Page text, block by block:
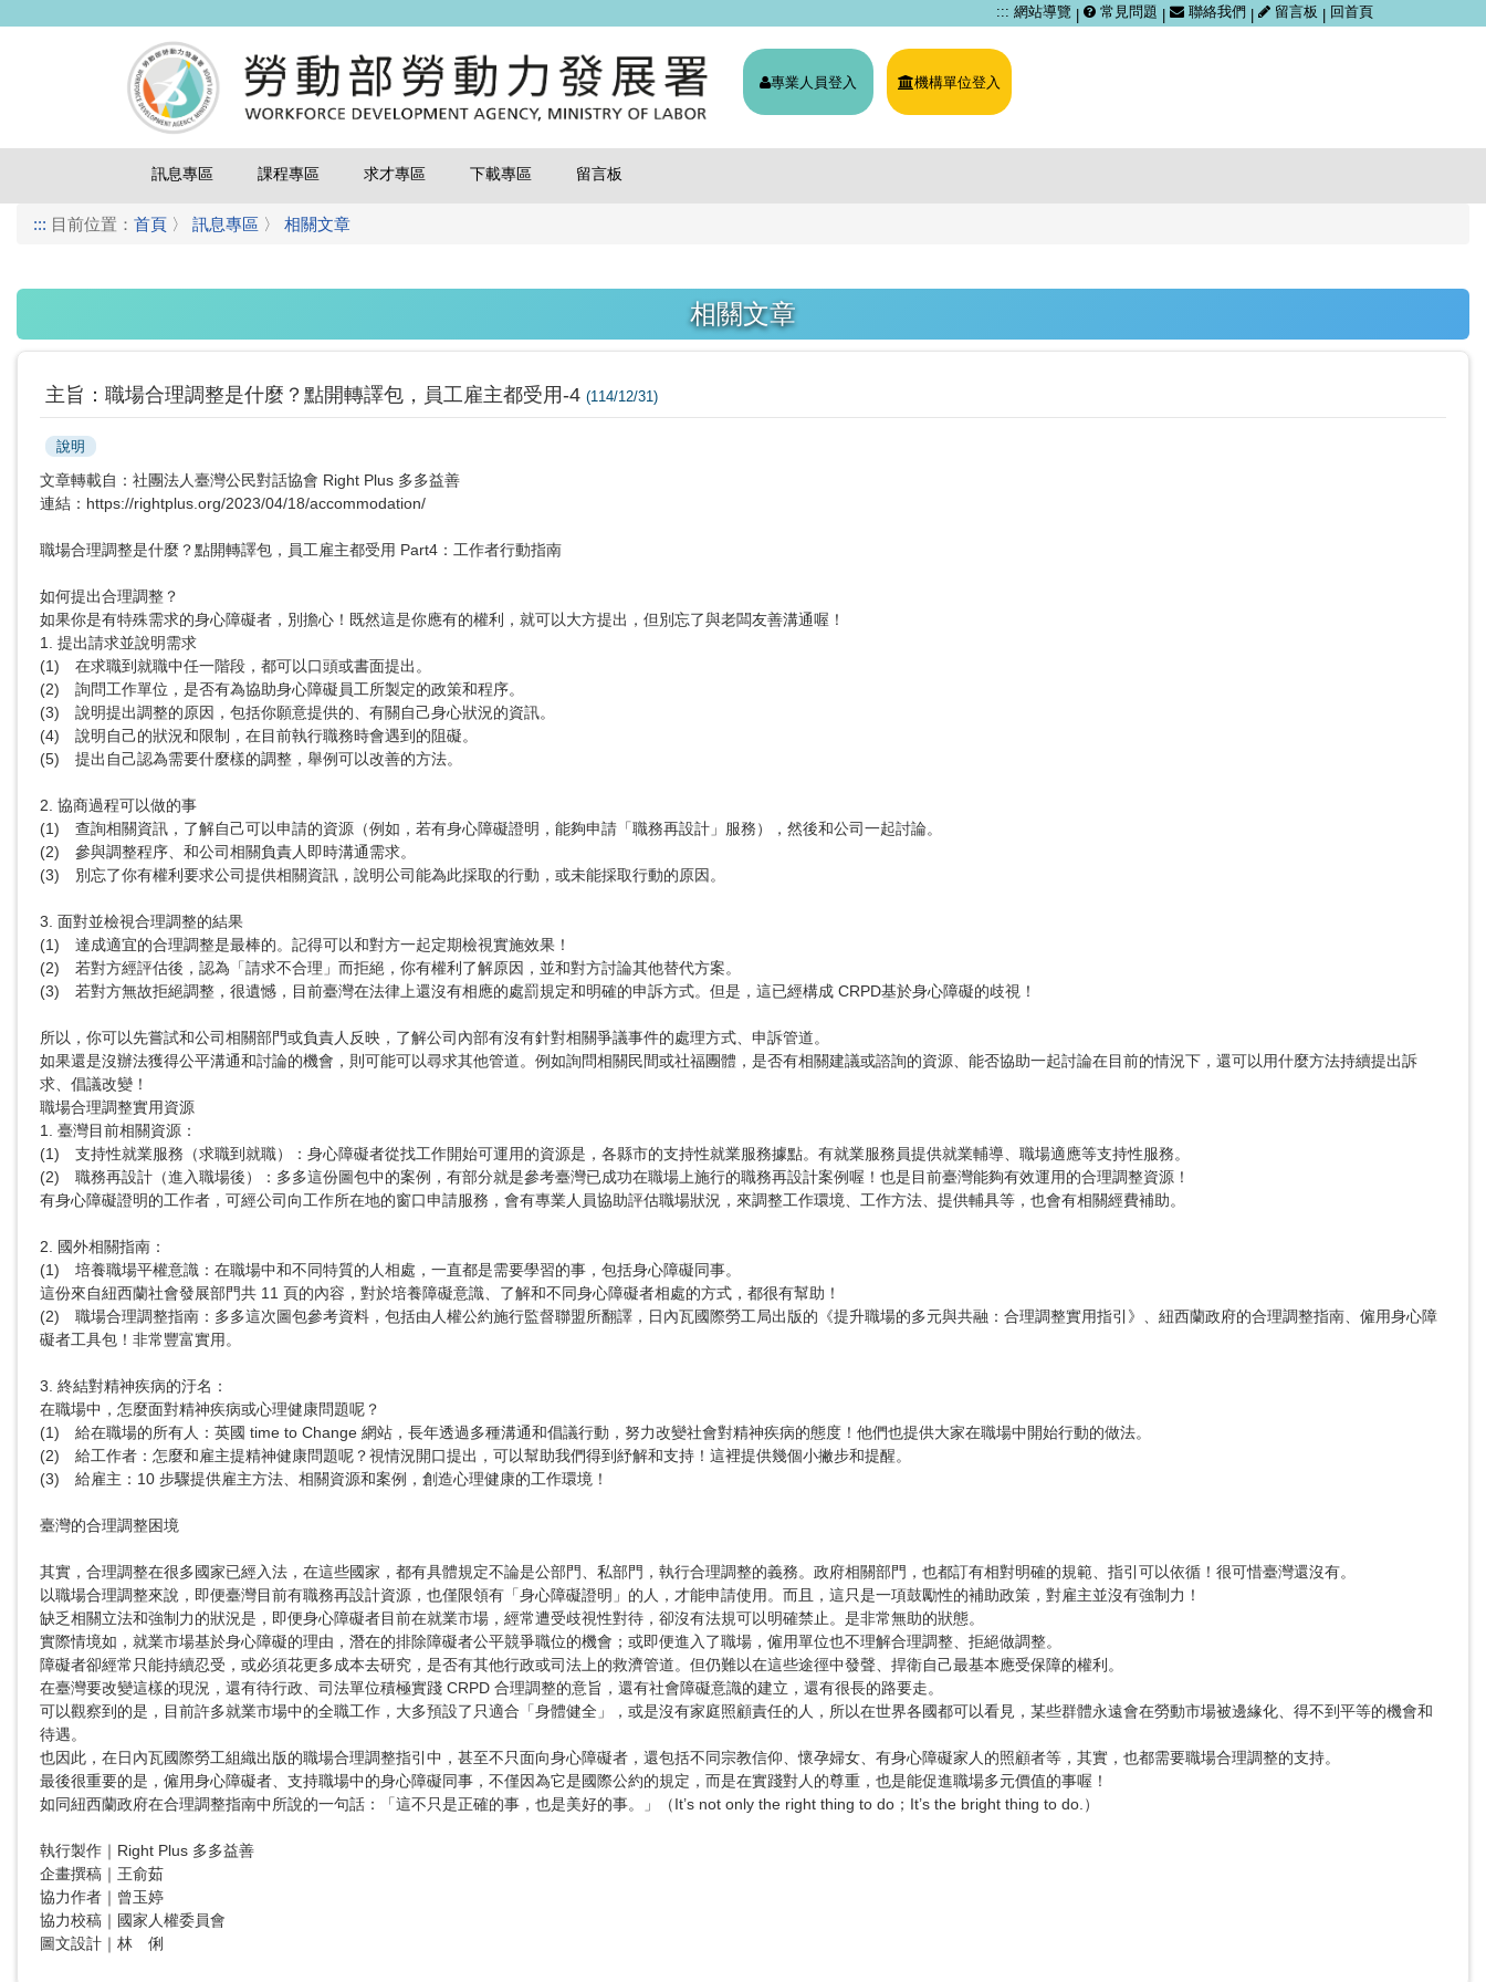
跳
主
要
內
區
::: 網站導覽 常見問題 聯絡我們 留言板 回首頁
專業人員登入 機構單位登入
訊息專區 課程專區 求才專區 下載專區 留言板
::: 目前位置： 首頁 〉 訊息專區 〉 相關文章
相關文章
主旨：職場合理調整是什麼？點開轉譯包，員工雇主都受用-4 (114/12/31)
說明
文章轉載自：社團法人臺灣公民對話協會 Right Plus 多多益善
連結：https://rightplus.org/2023/04/18/accommodation/
職場合理調整是什麼？點開轉譯包，員工雇主都受用 Part4：工作者行動指南
如何提出合理調整？
如果你是有特殊需求的身心障礙者，別擔心！既然這是你應有的權利，就可以大方提出，但別忘了與老闆友善溝通喔！
1. 提出請求並說明需求
(1)	在求職到就職中任一階段，都可以口頭或書面提出。
(2)	詢問工作單位，是否有為協助身心障礙員工所製定的政策和程序。
(3)	說明提出調整的原因，包括你願意提供的、有關自己身心狀況的資訊。
(4)	說明自己的狀況和限制，在目前執行職務時會遇到的阻礙。
(5)	提出自己認為需要什麼樣的調整，舉例可以改善的方法。
2. 協商過程可以做的事
(1)	查詢相關資訊，了解自己可以申請的資源（例如，若有身心障礙證明，能夠申請「職務再設計」服務），然後和公司一起討論。
(2)	參與調整程序、和公司相關負責人即時溝通需求。
(3)	別忘了你有權利要求公司提供相關資訊，說明公司能為此採取的行動，或未能採取行動的原因。
3. 面對並檢視合理調整的結果
(1)	達成適宜的合理調整是最棒的。記得可以和對方一起定期檢視實施效果！
(2)	若對方經評估後，認為「請求不合理」而拒絕，你有權利了解原因，並和對方討論其他替代方案。
(3)	若對方無故拒絕調整，很遺憾，目前臺灣在法律上還沒有相應的處罰規定和明確的申訴方式。但是，這已經構成 CRPD基於身心障礙的歧視！
所以，你可以先嘗試和公司相關部門或負責人反映，了解公司內部有沒有針對相關爭議事件的處理方式、申訴管道。
如果還是沒辦法獲得公平溝通和討論的機會，則可能可以尋求其他管道。例如詢問相關民間或社福團體，是否有相關建議或諮詢的資源、能否協助一起討論在目前的情況下，還可以用什麼方法持續提出訴
求、倡議改變！
職場合理調整實用資源
1. 臺灣目前相關資源：
(1)	支持性就業服務（求職到就職）：身心障礙者從找工作開始可運用的資源是，各縣市的支持性就業服務據點。有就業服務員提供就業輔導、職場適應等支持性服務。
(2)	職務再設計（進入職場後）：多多這份圖包中的案例，有部分就是參考臺灣已成功在職場上施行的職務再設計案例喔！也是目前臺灣能夠有效運用的合理調整資源！
有身心障礙證明的工作者，可經公司向工作所在地的窗口申請服務，會有專業人員協助評估職場狀況，來調整工作環境、工作方法、提供輔具等，也會有相關經費補助。
2. 國外相關指南：
(1)	培養職場平權意識：在職場中和不同特質的人相處，一直都是需要學習的事，包括身心障礙同事。
這份來自紐西蘭社會發展部門共 11 頁的內容，對於培養障礙意識、了解和不同身心障礙者相處的方式，都很有幫助！
(2)	職場合理調整指南：多多這次圖包參考資料，包括由人權公約施行監督聯盟所翻譯，日內瓦國際勞工局出版的《提升職場的多元與共融：合理調整實用指引》、紐西蘭政府的合理調整指南、僱用身心障
礙者工具包！非常豐富實用。
3. 終結對精神疾病的汙名：
在職場中，怎麼面對精神疾病或心理健康問題呢？
(1)	給在職場的所有人：英國 time to Change 網站，長年透過多種溝通和倡議行動，努力改變社會對精神疾病的態度！他們也提供大家在職場中開始行動的做法。
(2)	給工作者：怎麼和雇主提精神健康問題呢？視情況開口提出，可以幫助我們得到紓解和支持！這裡提供幾個小撇步和提醒。
(3)	給雇主：10 步驟提供雇主方法、相關資源和案例，創造心理健康的工作環境！
臺灣的合理調整困境
其實，合理調整在很多國家已經入法，在這些國家，都有具體規定不論是公部門、私部門，執行合理調整的義務。政府相關部門，也都訂有相對明確的規範、指引可以依循！很可惜臺灣還沒有。
以職場合理調整來說，即便臺灣目前有職務再設計資源，也僅限領有「身心障礙證明」的人，才能申請使用。而且，這只是一項鼓勵性的補助政策，對雇主並沒有強制力！
缺乏相關立法和強制力的狀況是，即便身心障礙者目前在就業市場，經常遭受歧視性對待，卻沒有法規可以明確禁止。是非常無助的狀態。
實際情境如，就業市場基於身心障礙的理由，潛在的排除障礙者公平競爭職位的機會；或即便進入了職場，僱用單位也不理解合理調整、拒絕做調整。
障礙者卻經常只能持續忍受，或必須花更多成本去研究，是否有其他行政或司法上的救濟管道。但仍難以在這些途徑中發聲、捍衛自己最基本應受保障的權利。
在臺灣要改變這樣的現況，還有待行政、司法單位積極實踐 CRPD 合理調整的意旨，還有社會障礙意識的建立，還有很長的路要走。
可以觀察到的是，目前許多就業市場中的全職工作，大多預設了只適合「身體健全」，或是沒有家庭照顧責任的人，所以在世界各國都可以看見，某些群體永遠會在勞動市場被邊緣化、得不到平等的機會和
待遇。
也因此，在日內瓦國際勞工組織出版的職場合理調整指引中，甚至不只面向身心障礙者，還包括不同宗教信仰、懷孕婦女、有身心障礙家人的照顧者等，其實，也都需要職場合理調整的支持。
最後很重要的是，僱用身心障礙者、支持職場中的身心障礙同事，不僅因為它是國際公約的規定，而是在實踐對人的尊重，也是能促進職場多元價值的事喔！
如同紐西蘭政府在合理調整指南中所說的一句話：「這不只是正確的事，也是美好的事。」（It’s not only the right thing to do；It’s the bright thing to do.）
執行製作｜Right Plus 多多益善
企畫撰稿｜王俞茹
協力作者｜曾玉婷
協力校稿｜國家人權委員會
圖文設計｜林　俐